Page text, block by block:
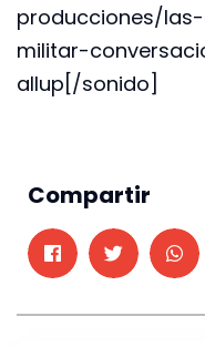
producciones/
militar-
allup[/sonido]
Compartir